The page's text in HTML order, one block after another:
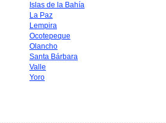
Islas de la Bahía
La Paz
Lempira
Ocotepeque
Olancho
Santa Bárbara
Valle
Yoro